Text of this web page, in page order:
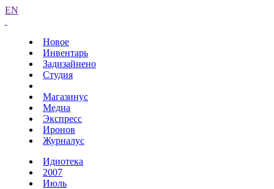
EN
Новое
Инвентарь
Задизайнено
Студия
Магазинус
Медиа
Экспресс
Иронов
Журналус
Идиотека
2007
Июль